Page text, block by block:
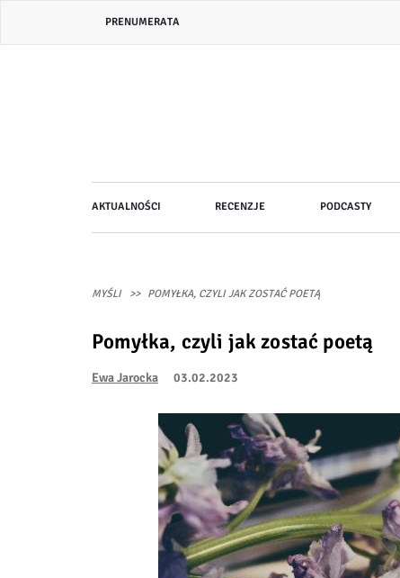
Header
PRENUMERATA
Główna
nawigacja
AKTUALNOŚCI RECENZJE PODCASTY
MYŚLI POMYŁKA, CZYLI JAK ZOSTAĆ POETĄ
Pomyłka, czyli jak zostać poetą
Ewa Jarocka 03.02.2023